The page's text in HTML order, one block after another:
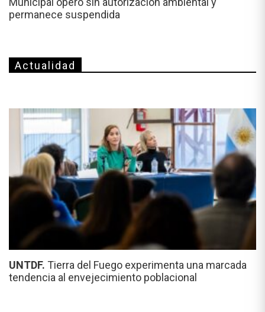
permanece suspendida
Actualidad
UNTDF. Tierra del Fuego experimenta una marcada
tendencia al envejecimiento poblacional